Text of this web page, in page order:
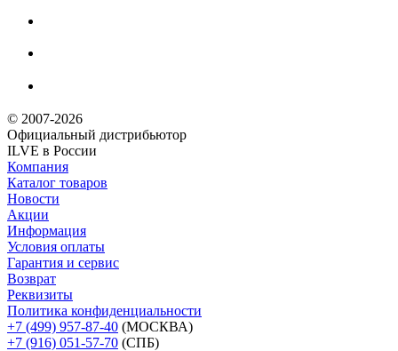
© 2007-2026
Официальный дистрибьютoр
ILVE в России
Компания
Каталог товаров
Новости
Акции
Информация
Условия оплаты
Гарантия и сервис
Возврат
Реквизиты
Политика конфиденциальности
+7 (499) 957-87-40 (МОСКВА)
+7 (916) 051-57-70 (СПБ)